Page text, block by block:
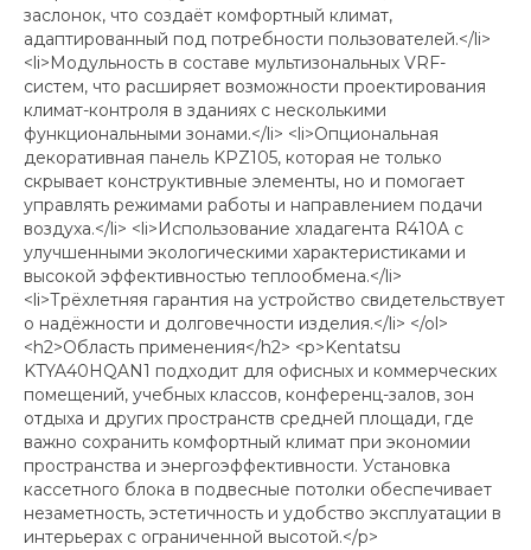
заслонок, что создаёт комфортный климат,
адаптированный под потребности пользователей.</li>
<li>Модульность в составе мультизональных VRF-
систем, что расширяет возможности проектирования
климат-контроля в зданиях с несколькими
функциональными зонами.</li> <li>Опциональная
декоративная панель KPZ105, которая не только
скрывает конструктивные элементы, но и помогает
управлять режимами работы и направлением подачи
воздуха.</li> <li>Использование хладагента R410A с
улучшенными экологическими характеристиками и
высокой эффективностью теплообмена.</li>
<li>Трёхлетняя гарантия на устройство свидетельствует
о надёжности и долговечности изделия.</li> </ol>
<h2>Область применения</h2> <p>Kentatsu
KTYA40HQAN1 подходит для офисных и коммерческих
помещений, учебных классов, конференц-залов, зон
отдыха и других пространств средней площади, где
важно сохранить комфортный климат при экономии
пространства и энергоэффективности. Установка
кассетного блока в подвесные потолки обеспечивает
незаметность, эстетичность и удобство эксплуатации в
интерьерах с ограниченной высотой.</p>